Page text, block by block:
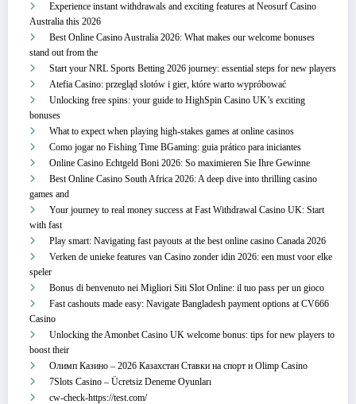
Experience instant withdrawals and exciting features at Neosurf Casino
Australia this 2026
Best Online Casino Australia 2026: What makes our welcome bonuses
stand out from the
Start your NRL Sports Betting 2026 journey: essential steps for new players
Atefia Casino: przegląd slotów i gier, które warto wypróbować
Unlocking free spins: your guide to HighSpin Casino UK’s exciting
bonuses
What to expect when playing high-stakes games at online casinos
Como jogar no Fishing Time BGaming: guia prático para iniciantes
Online Casino Echtgeld Boni 2026: So maximieren Sie Ihre Gewinne
Best Online Casino South Africa 2026: A deep dive into thrilling casino
games and
Your journey to real money success at Fast Withdrawal Casino UK: Start
with fast
Play smart: Navigating fast payouts at the best online casino Canada 2026
Verken de unieke features van Casino zonder idin 2026: een must voor elke
speler
Bonus di benvenuto nei Migliori Siti Slot Online: il tuo pass per un gioco
Fast cashouts made easy: Navigate Bangladesh payment options at CV666
Casino
Unlocking the Amonbet Casino UK welcome bonus: tips for new players to
boost their
Олимп Казино – 2026 Казахстан Ставки на спорт и Olimp Casino
7Slots Casino – Ücretsiz Deneme Oyunları
cw-check-https://test.com/